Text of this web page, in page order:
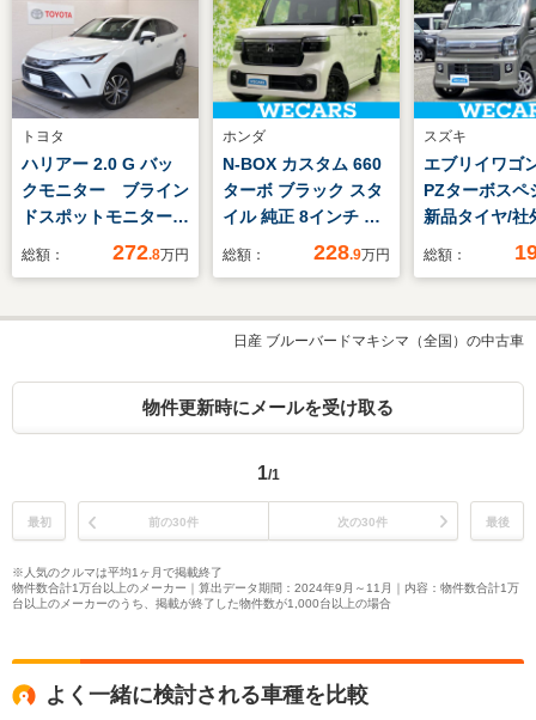
トヨタ
ハリアー 2.0 G バッ
クモニター ブライン
ドスポットモニター
パワーバックドア 純
ンプ ETC オートド
ト 先進ライト
総額： 272.8万円
ホンダ
N-BOX カスタム 660
ターボ ブラック スタ
イル 純正 8インチ ナ
ビ/ホンダセンシング/
席/車線逸脱防止支援
システム/届出済未使
LED/Bluetooth接
総額： 228.9万円
スズキ
エブリイワゴ
PZターボスペ
新品タイヤ/社
リーナビ/セー
ートヒーター
オートステッ
総額：
日産 ブルーバードマキシマ（全国）の中古車
物件更新時にメールを受け取る
1/1
最初 前の30件 次の30件 最後
※人気のクルマは平均1ヶ月で掲載終了
物件数合計1万台以上のメーカー｜算出データ期間：2024年9月～11月｜内容：物件数合計1万
台以上のメーカーのうち、掲載が終了した物件数が1,000台以上の場合
よく一緒に検討される車種を比較